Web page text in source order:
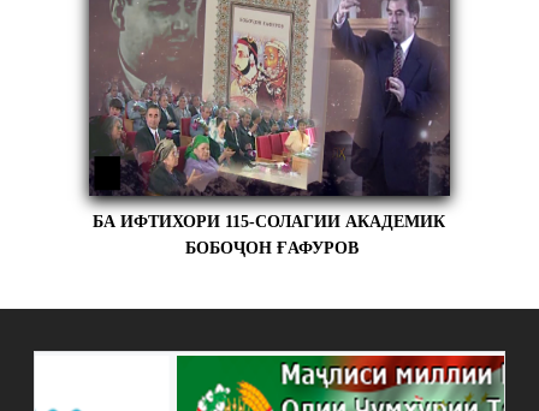
БА ИФТИХОРИ 115-СОЛАГИИ АКАДЕМИК
БОБОҶОН ҒАФУРОВ